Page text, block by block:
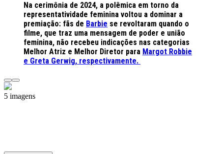
Na cerimônia de 2024, a polêmica em torno da
representatividade feminina voltou a dominar a
premiação: fãs de Barbie se revoltaram quando o
filme, que traz uma mensagem de poder e união
feminina, não recebeu indicações nas categorias
Melhor Atriz e Melhor Diretor para Margot Robbie
e Greta Gerwig, respectivamente.
5 imagens